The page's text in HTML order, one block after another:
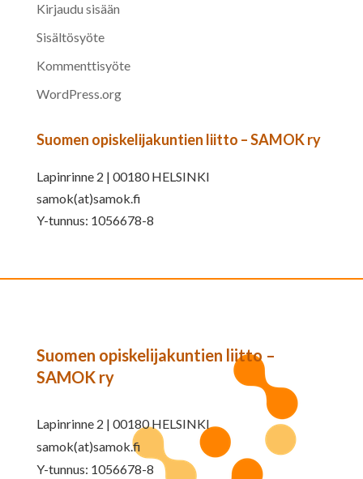
Kirjaudu sisään
Sisältösyöte
Kommenttisyöte
WordPress.org
Suomen opiskelijakuntien liitto – SAMOK ry
Lapinrinne 2 | 00180 HELSINKI
samok(at)samok.fi
Y-tunnus: 1056678-8
Suomen opiskelijakuntien liitto –
SAMOK ry
Lapinrinne 2 | 00180 HELSINKI
samok(at)samok.fi
Y-tunnus: 1056678-8